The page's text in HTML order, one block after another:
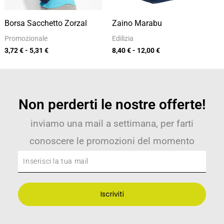
Borsa Sacchetto Zorzal
Promozionale
3,72€- 5,31 €
Zaino Marabu
Edilizia
8,40€- 12,00€
Non perderti le nostre offerte!
inviamo una mail a settimana, per farti
conoscere le promozioni del momento
Inserisci
la
tua
mail
Iscriviti